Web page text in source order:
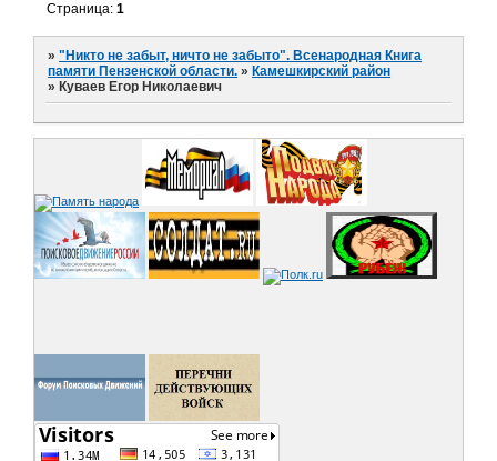
Страница:1
»"Никто не забыт, ничто не забыто". Всенародная Книга
памяти Пензенской области. »Камешкирский район
»Куваев Егор Николаевич